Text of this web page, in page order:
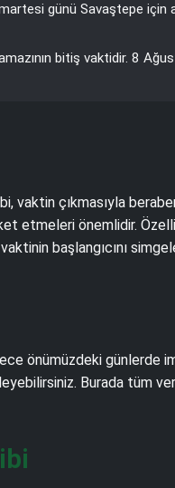
günü Savaştepe için
bitiş vaktidir. 8
vaktin çıkmasıyla
etmeleri önemlidir.
başlangıcını
önümüzdeki günlerde
Burada tüm